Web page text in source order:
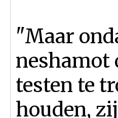
"Maar
neshamot
testen te
houden,